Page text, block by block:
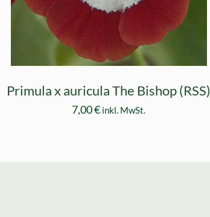
Primula x auricula The Bishop (RSS)
7,00€ inkl. MwSt.